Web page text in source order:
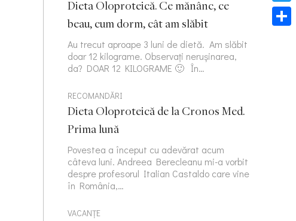
Dieta Oloproteică. Ce mănânc, ce
beau, cum dorm, cât am slăbit
Au trecut aproape 3 luni de dietă. Am slăbit
doar 12 kilograme. Observați nerușinarea,
da? DOAR 12 KILOGRAME 🙂 În…
RECOMANDĂRI
Dieta Oloproteică de la Cronos Med.
Prima lună
Povestea a început cu adevărat acum
câteva luni. Andreea Berecleanu mi-a vorbit
despre profesorul Italian Castaldo care vine
în România,…
VACANȚE